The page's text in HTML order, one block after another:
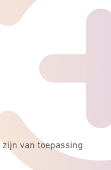
zijn van toepassing